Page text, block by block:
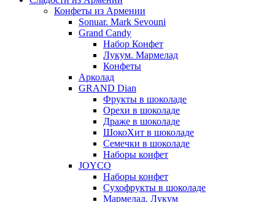
Конфеты из Армении
Sonuar. Mark Sevouni
Grand Candy
Набор Конфет
Лукум. Мармелад
Конфеты
Арколад
GRAND Dian
Фрукты в шоколаде
Орехи в шоколаде
Драже в шоколаде
ШокоХит в шоколаде
Семечки в шоколаде
Наборы конфет
JOYCO
Наборы конфет
Сухофрукты в шоколаде
Мармелад. Лукум